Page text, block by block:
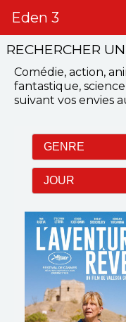
Eden 3
RECHERCHER
Comédie, action,
fantastique,
suivant vos envies